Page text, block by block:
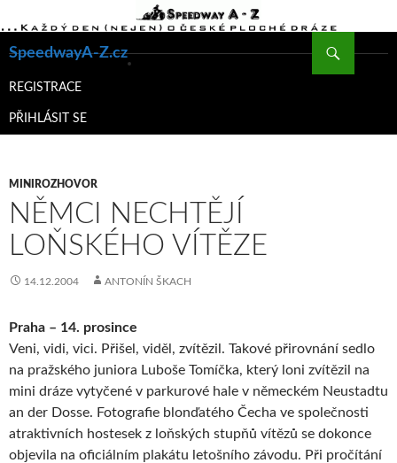
SpeedwayA-Z.cz
K
WEBU
REGISTRACE
PŘIHLÁSIT SE
MINIROZHOVOR
NĚMCI NECHTĚJÍ
LOŇSKÉHO VÍTĚZE
14.12.2004 ANTONÍN ŠKACH
Praha – 14. prosince
Veni, vidi, vici. Přišel, viděl, zvítězil. Takové přirovnání sedlo
na pražského juniora Luboše Tomíčka, který loni zvítězil na
mini dráze vytyčené v parkurové hale v německém Neustadtu
an der Dosse. Fotografie blonďatého Čecha ve společnosti
atraktivních hostesek z loňských stupňů vítězů se dokonce
objevila na oficiálním plakátu letošního závodu. Při pročítání